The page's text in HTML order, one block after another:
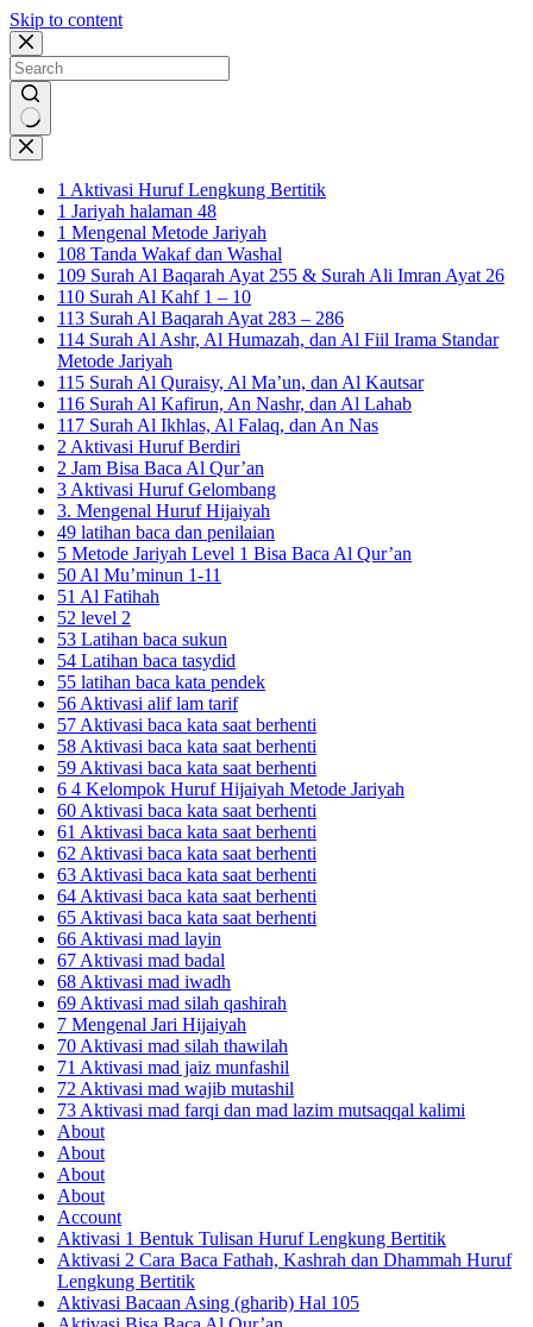
Skip to content
No
results
1 Aktivasi Huruf Lengkung Bertitik
1 Jariyah halaman 48
1 Mengenal Metode Jariyah
108 Tanda Wakaf dan Washal
109 Surah Al Baqarah Ayat 255 & Surah Ali Imran Ayat 26
110 Surah Al Kahf 1 – 10
113 Surah Al Baqarah Ayat 283 – 286
114 Surah Al Ashr, Al Humazah, dan Al Fiil Irama Standar
Metode Jariyah
115 Surah Al Quraisy, Al Ma’un, dan Al Kautsar
116 Surah Al Kafirun, An Nashr, dan Al Lahab
117 Surah Al Ikhlas, Al Falaq, dan An Nas
2 Aktivasi Huruf Berdiri
2 Jam Bisa Baca Al Qur’an
3 Aktivasi Huruf Gelombang
3. Mengenal Huruf Hijaiyah
49 latihan baca dan penilaian
5 Metode Jariyah Level 1 Bisa Baca Al Qur’an
50 Al Mu’minun 1-11
51 Al Fatihah
52 level 2
53 Latihan baca sukun
54 Latihan baca tasydid
55 latihan baca kata pendek
56 Aktivasi alif lam tarif
57 Aktivasi baca kata saat berhenti
58 Aktivasi baca kata saat berhenti
59 Aktivasi baca kata saat berhenti
6 4 Kelompok Huruf Hijaiyah Metode Jariyah
60 Aktivasi baca kata saat berhenti
61 Aktivasi baca kata saat berhenti
62 Aktivasi baca kata saat berhenti
63 Aktivasi baca kata saat berhenti
64 Aktivasi baca kata saat berhenti
65 Aktivasi baca kata saat berhenti
66 Aktivasi mad layin
67 Aktivasi mad badal
68 Aktivasi mad iwadh
69 Aktivasi mad silah qashirah
7 Mengenal Jari Hijaiyah
70 Aktivasi mad silah thawilah
71 Aktivasi mad jaiz munfashil
72 Aktivasi mad wajib mutashil
73 Aktivasi mad farqi dan mad lazim mutsaqqal kalimi
About
About
About
About
Account
Aktivasi 1 Bentuk Tulisan Huruf Lengkung Bertitik
Aktivasi 2 Cara Baca Fathah, Kashrah dan Dhammah Huruf
Lengkung Bertitik
Aktivasi Bacaan Asing (gharib) Hal 105